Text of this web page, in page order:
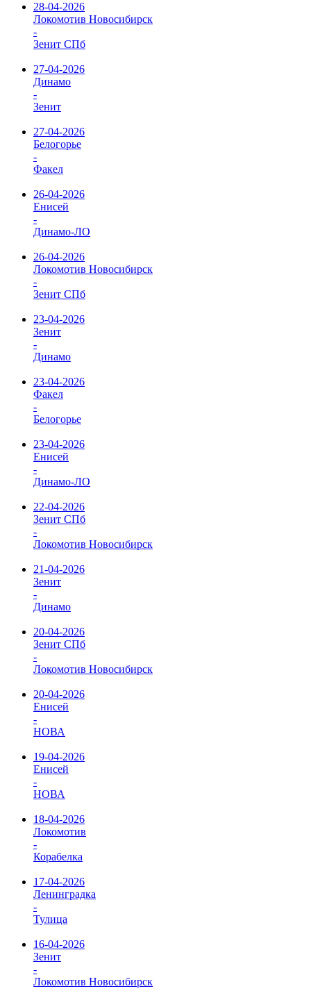
28-04-2026
Локомотив Новосибирск
-
Зенит СПб
27-04-2026
Динамо
-
Зенит
27-04-2026
Белогорье
-
Факел
26-04-2026
Енисей
-
Динамо-ЛО
26-04-2026
Локомотив Новосибирск
-
Зенит СПб
23-04-2026
Зенит
-
Динамо
23-04-2026
Факел
-
Белогорье
23-04-2026
Енисей
-
Динамо-ЛО
22-04-2026
Зенит СПб
-
Локомотив Новосибирск
21-04-2026
Зенит
-
Динамо
20-04-2026
Зенит СПб
-
Локомотив Новосибирск
20-04-2026
Енисей
-
НОВА
19-04-2026
Енисей
-
НОВА
18-04-2026
Локомотив
-
Корабелка
17-04-2026
Ленинградка
-
Тулица
16-04-2026
Зенит
-
Локомотив Новосибирск